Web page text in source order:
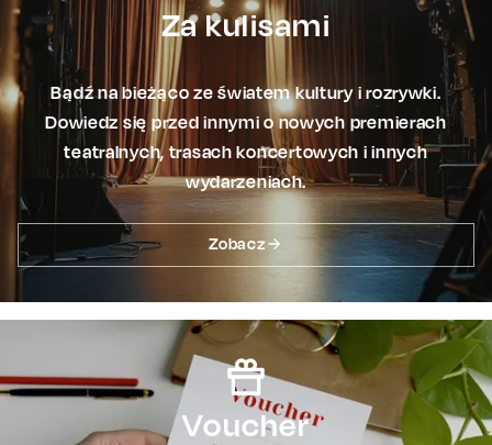
Za kulisami
Bądź na bieżąco ze światem kultury i rozrywki.
Dowiedz się przed innymi o nowych premierach
teatralnych, trasach koncertowych i innych
wydarzeniach.
Zobacz
Voucher